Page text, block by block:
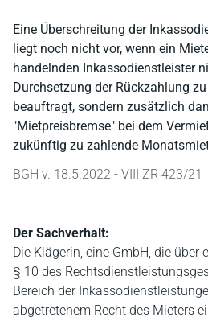
Eine Überschreitung der
liegt noch nicht vor, wenn ein
handelnden Inkassodienstleister
Durchsetzung der Rückzahlung
beauftragt, sondern zusätzlich
"Mietpreisbremse" bei dem
zukünftig zu zahlende
BGH v. 18.5.2022 - VIII ZR 423/21
Der Sachverhalt:
Die Klägerin, eine GmbH, die über
§ 10 des
Bereich der
abgetretenem Recht des Mieters